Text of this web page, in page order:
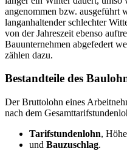
angenommen bzw. ausgeführt
langanhaltender schlechter
von der Jahreszeit ebenso
Bauunternehmen abgefedert
zählen dazu.
Bestandteile des
Der Bruttolohn eines
nach dem
Tarifstundenlohn,
und Bauzuschlag.